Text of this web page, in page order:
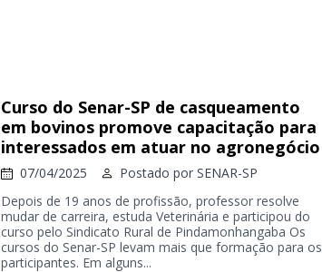
Curso do Senar-SP de casqueamento
em bovinos promove capacitação para
interessados em atuar no agronegócio
07/04/2025 Postado por SENAR-SP
Depois de 19 anos de profissão, professor resolve
mudar de carreira, estuda Veterinária e participou do
curso pelo Sindicato Rural de Pindamonhangaba Os
cursos do Senar-SP levam mais que formação para os
participantes. Em alguns...